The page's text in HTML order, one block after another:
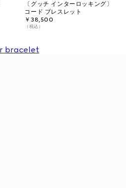
〔グッチ インターロッキング〕
コード ブレスレット
￥38,500
（税込）